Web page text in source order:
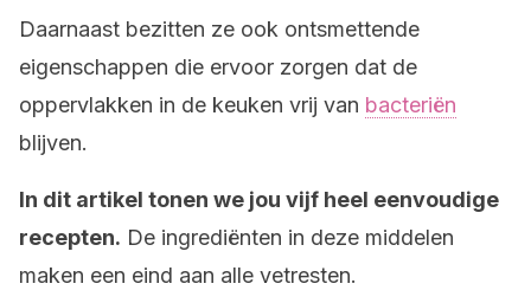
Daarnaast bezitten ze ook ontsmettende
eigenschappen die ervoor zorgen dat de
oppervlakken in de keuken vrij van bacteriën
blijven.
In dit artikel tonen we jou vijf heel eenvoudige
recepten. De ingrediënten in deze middelen
maken een eind aan alle vetresten.